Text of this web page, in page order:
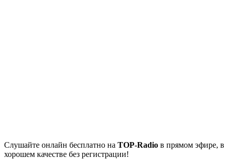
Cлушайте онлайн бесплатно на TOP-Radio в прямом эфире, в
хорошем качестве без регистрации!